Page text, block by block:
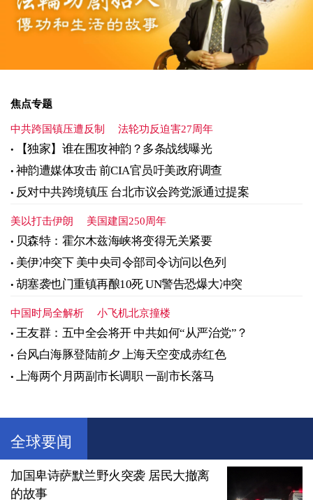
焦点专题
中共跨国镇压遭反制 法轮功反迫害27周年
【独家】谁在围攻神韵？多条战线曝光
神韵遭媒体攻击 前CIA官员吁美政府调查
反对中共跨境镇压 台北市议会跨党派通过提案
美以打击伊朗 美国建国250周年
贝森特：霍尔木兹海峡将变得无关紧要
美伊冲突下 美中央司令部司令访问以色列
胡塞袭也门重镇再酿10死 UN警告恐爆大冲突
中国时局全解析 小飞机北京撞楼
王友群：五中全会将开 中共如何“从严治党”？
台风白海豚登陆前夕 上海天空变成赤红色
上海两个月两副市长调职 一副市长落马
全球要闻
加国卑诗萨默兰野火突袭 居民大撤离
的故事